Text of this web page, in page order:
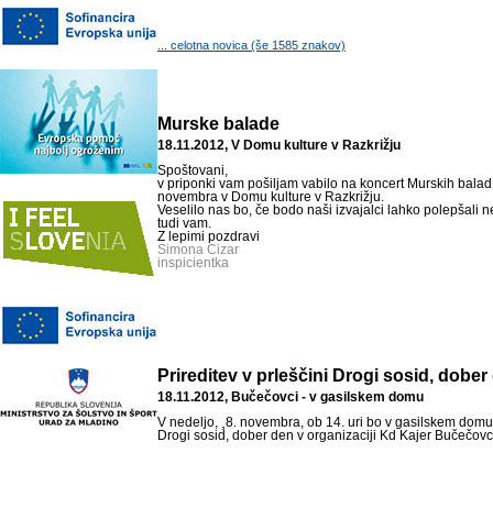
... celotna novica (še 1585 znakov)
Murske balade
18.11.2012, V Domu kulture v Razkrižju
Spoštovani,
v priponki vam pošiljam vabilo na koncert Murskih
novembra v Domu kulture v Razkrižju.
Veselilo nas bo, če bodo naši izvajalci lahko polepšali
tudi vam.
Z lepimi pozdravi
Simona Cizar
inspicientka
Prireditev v prleščini Drogi sosid, dober
18.11.2012, Bučečovci - v gasilskem domu
V nedeljo, ¸8. novembra, ob 14. uri bo v gasilskem
Drogi sosid, dober den v organizaciji Kd Kajer